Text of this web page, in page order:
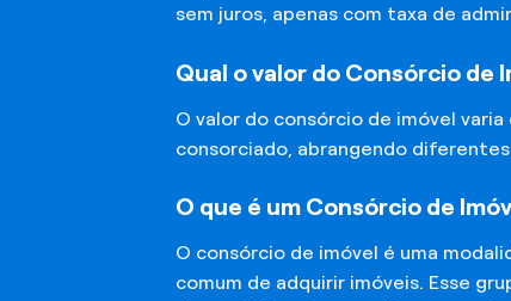
sem juros, apenas com taxa de
Qual o valor do Consórcio de
O valor do consórcio de imóvel
consorciado, abrangendo
O que é um Consórcio de
O consórcio de imóvel é uma
comum de adquirir imóveis. Esse